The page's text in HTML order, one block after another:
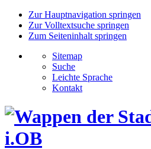
Zur Hauptnavigation springen
Zur Volltextsuche springen
Zum Seiteninhalt springen
Sitemap
Suche
Leichte Sprache
Kontakt